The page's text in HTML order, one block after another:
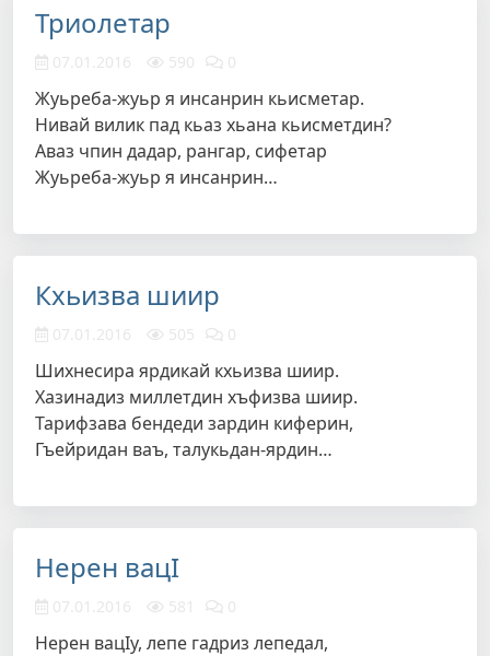
Триолетар
07.01.2016 590 0
Жуьреба-жуьр я инсанрин кьисметар.
Нивай вилик пад кьаз хьана кьисметдин?
Аваз чпин дадар, рангар, сифетар
Жуьреба-жуьр я инсанрин…
Кхьизва шиир
07.01.2016 505 0
Шихнесира ярдикай кхьизва шиир.
Хазинадиз миллетдин хъфизва шиир.
Тарифзава бендеди зардин киферин,
Гъейридан ваъ, талукьдан-ярдин…
Нерен вацI
07.01.2016 581 0
Нерен вацIу, лепе гадриз лепедал,